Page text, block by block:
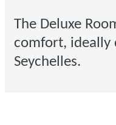
The Deluxe
comfort, ideally
Seychelles.